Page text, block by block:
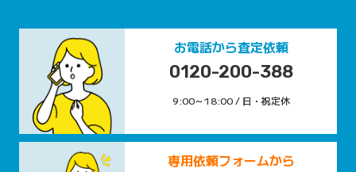
お電話から査定依頼
0120-200-388
9:00～18:00 / 日・祝定休
専用依頼フォームから